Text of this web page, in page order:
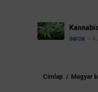
Morzsa
Címlap / Magyar